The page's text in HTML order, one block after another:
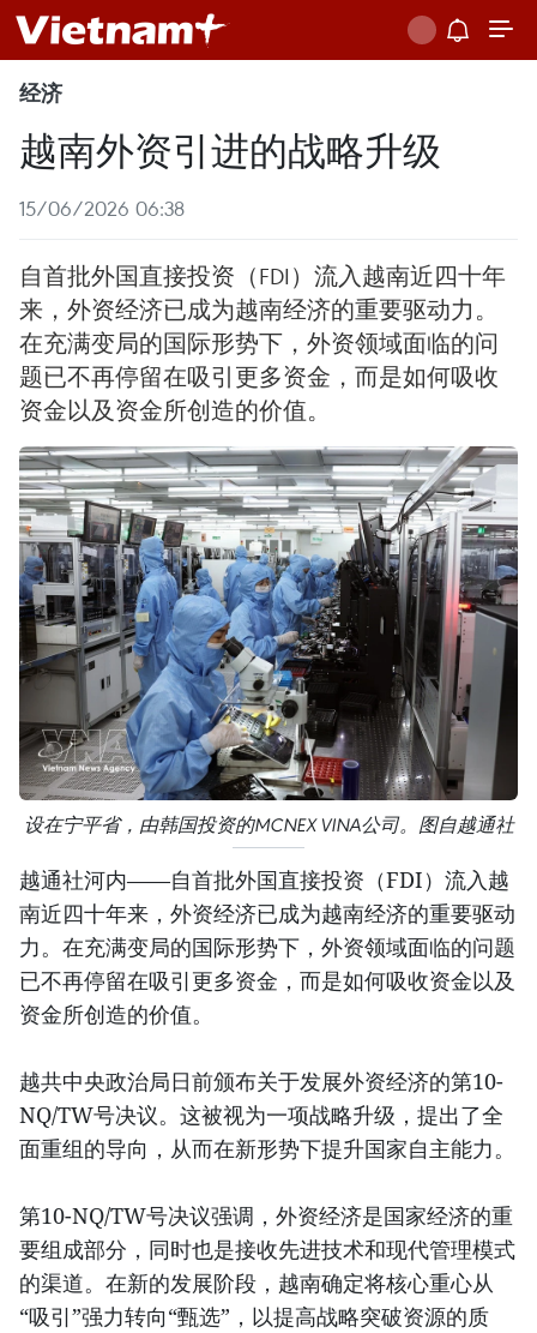
经济
越南外资引进的战略升级
15/06/2026 06:38
自首批外国直接投资（FDI）流入越南近四十年
来，外资经济已成为越南经济的重要驱动力。
在充满变局的国际形势下，外资领域面临的问
题已不再停留在吸引更多资金，而是如何吸收
资金以及资金所创造的价值。
设在宁平省，由韩国投资的MCNEX VINA公司。图自越通社
越通社河内——自首批外国直接投资（FDI）流入越
南近四十年来，外资经济已成为越南经济的重要驱动
力。在充满变局的国际形势下，外资领域面临的问题
已不再停留在吸引更多资金，而是如何吸收资金以及
资金所创造的价值。
越共中央政治局日前颁布关于发展外资经济的第10-
NQ/TW号决议。这被视为一项战略升级，提出了全
面重组的导向，从而在新形势下提升国家自主能力。
第10-NQ/TW号决议强调，外资经济是国家经济的重
要组成部分，同时也是接收先进技术和现代管理模式
的渠道。在新的发展阶段，越南确定将核心重心从
“吸引”强力转向“甄选”，以提高战略突破资源的质